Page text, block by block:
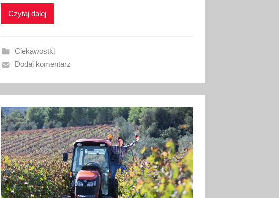
w
n
o
ź
d
z
i
e
r
n
Czytaj dalej
Ciekawostki
Dodaj komentarz